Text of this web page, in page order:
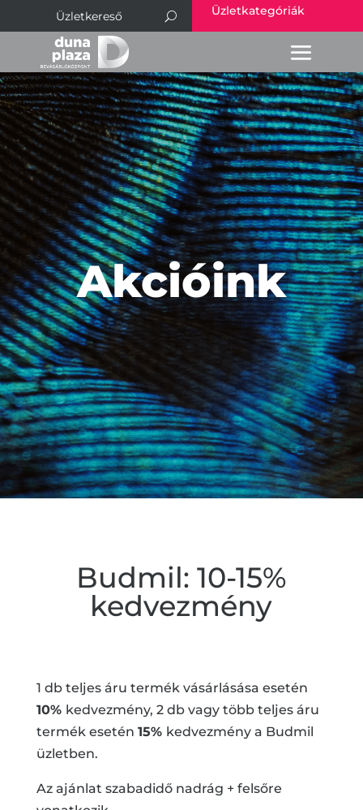
Üzletkategóriák
Akcióink
Budmil: 10-15%
kedvezmény
1 db teljes áru termék vásárlásása esetén
10% kedvezmény, 2 db vagy több teljes áru
termék esetén 15% kedvezmény a Budmil
üzletben.
Az ajánlat szabadidő nadrág + felsőre